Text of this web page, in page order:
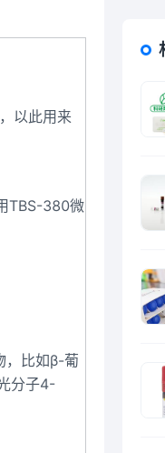
以此用来
TBS-380微
，比如β-葡
分子4-